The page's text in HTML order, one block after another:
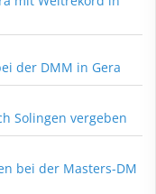
der DMM in Gera
Solingen vergeben
bei der Masters-DM